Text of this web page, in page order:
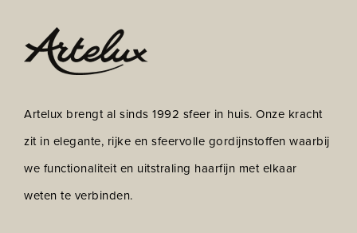
Artelux brengt al sinds 1992 sfeer in huis. Onze kracht
zit in elegante, rijke en sfeervolle gordijnstoffen waarbij
we functionaliteit en uitstraling haarfijn met elkaar
weten te verbinden.